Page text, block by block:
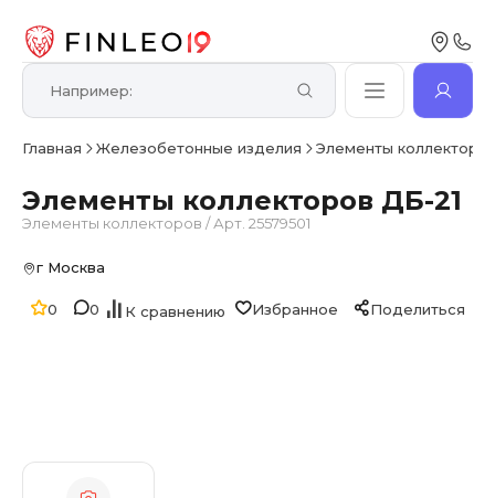
Главная Железобетонные изделия Элементы
Элементы коллекторов ДБ-21
Элементы коллекторов /Арт. 25579501
0 0 К сравнению Избранное Поделиться
г Москва